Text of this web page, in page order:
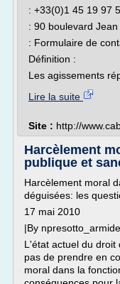
: +33(0)1 45 19 97
: 90 boulevard
: Formulaire de
Définition :
Les agissements
Lire la suite
Site : http://
Harcèlement
publique et
Harcèlement moral
déguisées: les
17 mai 2010
|By npresotto_armide
L'état actuel du droit
pas de prendre en
moral dans la